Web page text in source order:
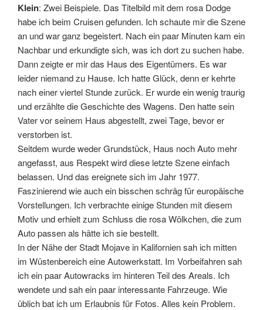
Klein: Zwei Beispiele. Das Titelbild mit dem rosa Dodge
habe ich beim Cruisen gefunden. Ich schaute mir die Szene
an und war ganz begeistert. Nach ein paar Minuten kam ein
Nachbar und erkundigte sich, was ich dort zu suchen habe.
Dann zeigte er mir das Haus des Eigentümers. Es war
leider niemand zu Hause. Ich hatte Glück, denn er kehrte
nach einer viertel Stunde zurück. Er wurde ein wenig traurig
und erzählte die Geschichte des Wagens. Den hatte sein
Vater vor seinem Haus abgestellt, zwei Tage, bevor er
verstorben ist.
Seitdem wurde weder Grundstück, Haus noch Auto mehr
angefasst, aus Respekt wird diese letzte Szene einfach
belassen. Und das ereignete sich im Jahr 1977.
Faszinierend wie auch ein bisschen schräg für europäische
Vorstellungen. Ich verbrachte einige Stunden mit diesem
Motiv und erhielt zum Schluss die rosa Wölkchen, die zum
Auto passen als hätte ich sie bestellt.
In der Nähe der Stadt Mojave in Kalifornien sah ich mitten
im Wüstenbereich eine Autowerkstatt. Im Vorbeifahren sah
ich ein paar Autowracks im hinteren Teil des Areals. Ich
wendete und sah ein paar interessante Fahrzeuge. Wie
üblich bat ich um Erlaubnis für Fotos. Alles kein Problem.